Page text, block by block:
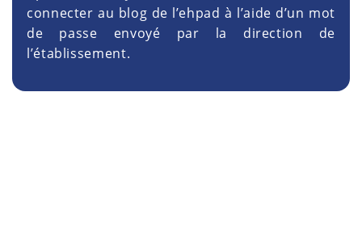
connecter au blog de l’ehpad à l’aide d’un mot
de passe envoyé par la direction de
l’établissement.